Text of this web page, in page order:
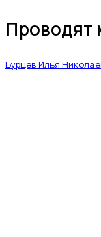
Проводят
Бурцев Илья